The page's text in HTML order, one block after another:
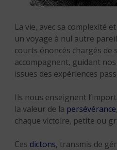
La vie, avec sa complexité
un voyage à nul autre
courts énoncés chargés de
accompagnent, guidant
issues des expériences
Ils nous enseignent
la valeur de la persévérance
chaque victoire, petite ou
Ces dictons, transmis de